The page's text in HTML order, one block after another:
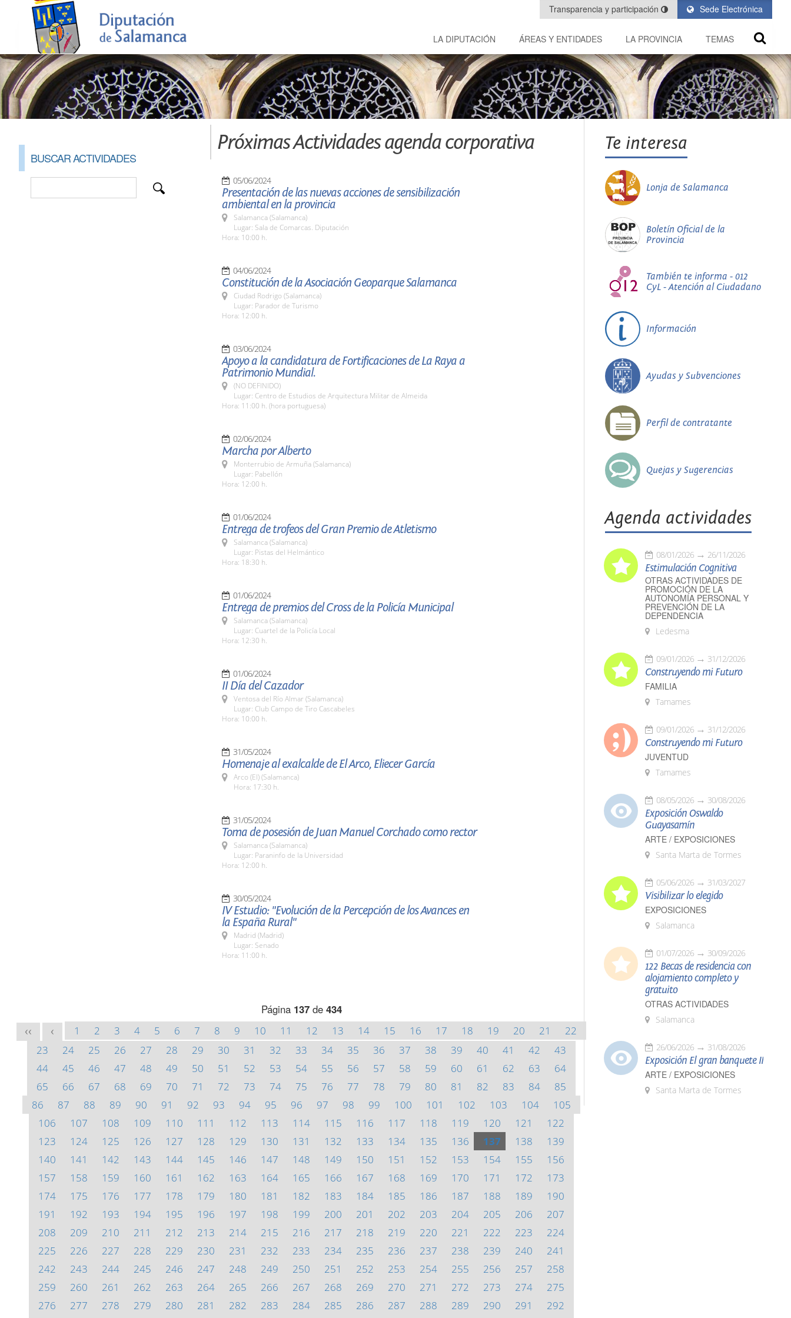
Sede Electrónica
Transparencia y participación
LA DIPUTACIÓN ÁREAS Y ENTIDADES LA PROVINCIA TEMAS
BUSCAR ACTIVIDADES
Próximas Actividades agenda corporativa
05/06/2024
Presentación de las nuevas acciones de sensibilización
ambiental en la provincia
Salamanca (Salamanca)
Lugar: Sala de Comarcas. Diputación
Hora: 10:00 h.
04/06/2024
Constitución de la Asociación Geoparque Salamanca
Ciudad Rodrigo (Salamanca)
Lugar: Parador de Turismo
Hora: 12:00 h.
03/06/2024
Apoyo a la candidatura de Fortificaciones de La Raya a
Patrimonio Mundial.
(NO DEFINIDO)
Lugar: Centro de Estudios de Arquitectura Militar de Almeida
Hora: 11:00 h. (hora portuguesa)
02/06/2024
Marcha por Alberto
Monterrubio de Armuña (Salamanca)
Lugar: Pabellón
Hora: 12:00 h.
01/06/2024
Entrega de trofeos del Gran Premio de Atletismo
Salamanca (Salamanca)
Lugar: Pistas del Helmántico
Hora: 18:30 h.
01/06/2024
Entrega de premios del Cross de la Policía Municipal
Salamanca (Salamanca)
Lugar: Cuartel de la Policía Local
Hora: 12:30 h.
01/06/2024
II Día del Cazador
Ventosa del Río Almar (Salamanca)
Lugar: Club Campo de Tiro Cascabeles
Hora: 10:00 h.
31/05/2024
Homenaje al exalcalde de El Arco, Eliecer García
Arco (El) (Salamanca)
Hora: 17:30 h.
31/05/2024
Toma de posesión de Juan Manuel Corchado como rector
Salamanca (Salamanca)
Lugar: Paraninfo de la Universidad
Hora: 12:00 h.
30/05/2024
IV Estudio: "Evolución de la Percepción de los Avances en
la España Rural"
Madrid (Madrid)
Lugar: Senado
Hora: 11:00 h.
Página 137de 434
<< < 1 2 3 4 5 6 7 8 9 10 11 12 13 14 15 16 17 18 19 20 21
22
23
24 25 26 27 28 29 30 31 32 33 34 35 36 37 38 39 40 41 42
43
44
45 46 47 48 49 50 51 52 53 54 55 56 57 58 59 60 61 62 63
64
65
66 67 68 69 70 71 72 73 74 75 76 77 78 79 80 81 82 83 84
85
86
87 88 89 90 91 92 93 94 95 96 97 98 99 100 101 102 103 104
105
106
107 108 109 110 111 112 113 114 115 116 117 118 119 120 121
122
123
124 125 126 127 128 129 130 131 132 133 134 135 136 137 138
139
140
141 142 143 144 145 146 147 148 149 150 151 152 153 154 155
156
157
158 159 160 161 162 163 164 165 166 167 168 169 170 171 172
173
174
175 176 177 178 179 180 181 182 183 184 185 186 187 188 189
190
191
192 193 194 195 196 197 198 199 200 201 202 203 204 205 206
207
208
209 210 211 212 213 214 215 216 217 218 219 220 221 222 223
224
225
226 227 228 229 230 231 232 233 234 235 236 237 238 239 240
241
242
243 244 245 246 247 248 249 250 251 252 253 254 255 256 257
258
259
260 261 262 263 264 265 266 267 268 269 270 271 272 273 274
275
276
277 278 279 280 281 282 283 284 285 286 287 288 289 290 291
292
Te interesa
Lonja de Salamanca
Boletín Oficial de la
Provincia
También te informa - 012
CyL - Atención al Ciudadano
Información
Ayudas y Subvenciones
Perfil de contratante
Quejas y Sugerencias
Agenda actividades
08/01/2026 26/11/2026
Estimulación Cognitiva
OTRAS ACTIVIDADES DE
PROMOCIÓN DE LA
AUTONOMÍA PERSONAL Y
PREVENCIÓN DE LA
DEPENDENCIA
Ledesma
09/01/2026 31/12/2026
Construyendo mi Futuro
FAMILIA
Tamames
09/01/2026 31/12/2026
Construyendo mi Futuro
JUVENTUD
Tamames
08/05/2026 30/08/2026
Exposición Oswaldo
Guayasamín
ARTE / EXPOSICIONES
Santa Marta de Tormes
05/06/2026 31/03/2027
Visibilizar lo elegido
EXPOSICIONES
Salamanca
01/07/2026 30/09/2026
122 Becas de residencia con
alojamiento completo y
gratuito
OTRAS ACTIVIDADES
Salamanca
26/06/2026 31/08/2026
Exposición El gran banquete II
ARTE / EXPOSICIONES
Santa Marta de Tormes